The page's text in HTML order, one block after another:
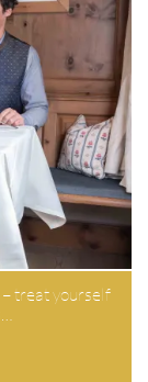
treat yourself